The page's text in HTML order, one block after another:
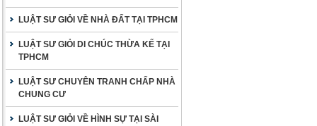
LUẬT SƯ GIỎI VỀ NHÀ ĐẤT TẠI TPHCM
LUẬT SƯ GIỎI DI CHÚC THỪA KẾ TẠI
TPHCM
LUẬT SƯ CHUYÊN TRANH CHẤP NHÀ
CHUNG CƯ
LUẬT SƯ GIỎI VỀ HÌNH SỰ TẠI SÀI